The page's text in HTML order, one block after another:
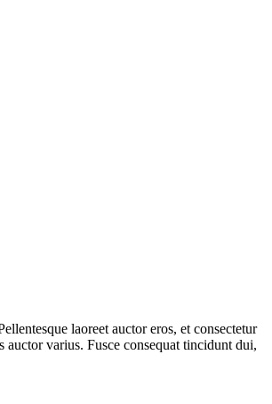
laoreet auctor eros, et consectetur
varius. Fusce consequat tincidunt dui,